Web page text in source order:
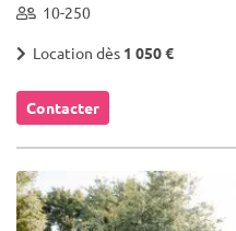
10-250
Location dès 1 050 €
Contacter